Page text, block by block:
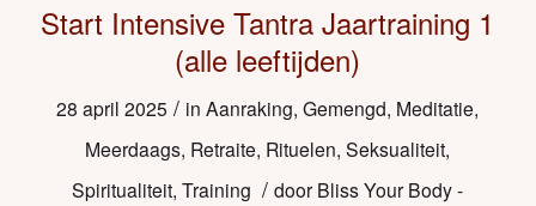
Start Intensive Tantra Jaartraining 1
(alle leeftijden)
28 april 2025 / inAanraking,Gemengd, Meditatie,
Meerdaags, Retraite, Rituelen,Seksualiteit,
Spiritualiteit,Training / door Bliss Your Body -